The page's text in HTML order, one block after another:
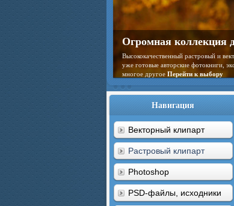
Огромная коллекция
Высококачественный растровый и
уже готовые авторские фотокниги,
многое другое Перейти к выбору
Навигация
Векторный клипарт
Растровый клипарт
Photoshop
PSD-файлы, исходники